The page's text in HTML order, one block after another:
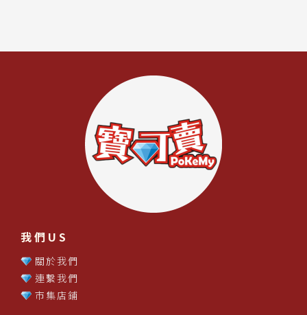
我們US
關於我們
連繫我們
市集店鋪